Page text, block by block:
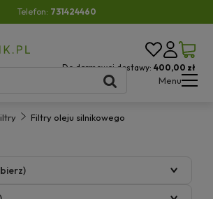
Telefon: 731424460
Do darmowej dostawy: 400,00 zł
Menu
Filtry oleju silnikowego